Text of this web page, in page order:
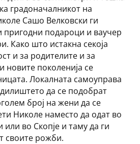
градоначалникот на
Сашо Велковски ги
пригодни подароци и ваучер
Како што истакна секоја
и за родителите и за
новите поколенија се
Локалната самоуправа
да се подобрат
број на жени да се
Николе наместо да одат во
или во Скопје и таму да ги
своите рожби.